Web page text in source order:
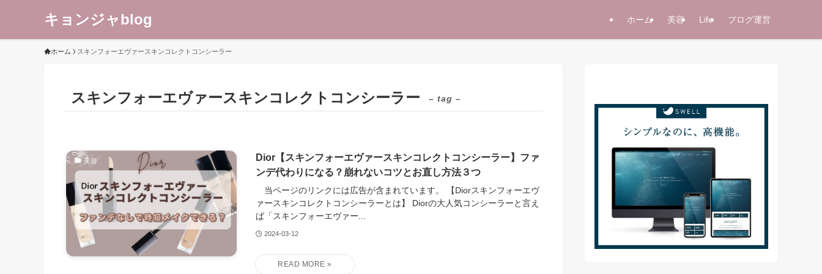
キョンジャblog ホーム 美容 Life ブログ運営
ホーム スキンフォーエヴァースキンコレクトコンシーラー
スキンフォーエヴァースキンコレクトコンシーラー – tag –
美容
Dior【スキンフォーエヴァースキンコレクトコンシーラー】ファ
ンデ代わりになる？崩れないコツとお直し方法３つ
当ページのリンクには広告が含まれています。 【Diorスキンフォーエヴ
ァースキンコレクトコンシーラーとは】 Diorの大人気コンシーラーと言え
ば「スキンフォーエヴァー...
2024-03-12